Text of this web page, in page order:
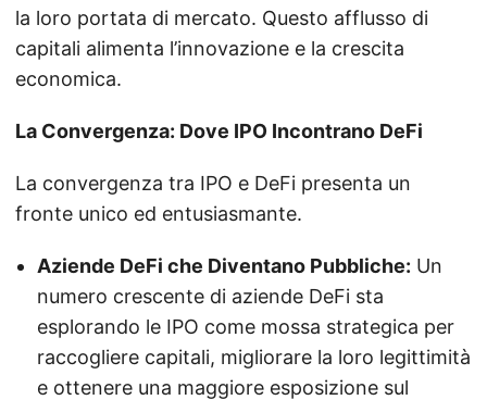
la loro portata di mercato. Questo afflusso di
capitali alimenta l’innovazione e la crescita
economica.
La Convergenza: Dove IPO Incontrano DeFi
La convergenza tra IPO e DeFi presenta un
fronte unico ed entusiasmante.
Aziende DeFi che Diventano Pubbliche: Un
numero crescente di aziende DeFi sta
esplorando le IPO come mossa strategica per
raccogliere capitali, migliorare la loro legittimità
e ottenere una maggiore esposizione sul